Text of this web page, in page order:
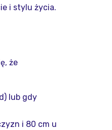
i stylu życia.
że
lub gdy
i 80 cm u